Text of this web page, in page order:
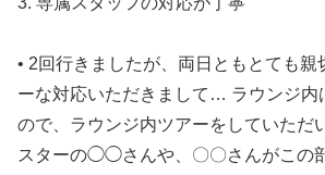
• 2回行きましたが、両日ともとても親
ーな対応いただきまして… ラウンジ内
ので、ラウンジ内ツアーをしていただ
スターの◯◯さんや、〇〇さんがこの